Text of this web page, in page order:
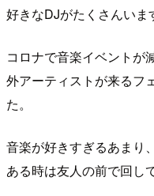
好きなDJがたくさんいま
コロナで音楽イベントが
外アーティストが来るフ
た。
音楽が好きすぎるあまり
ある時は友人の前で回し